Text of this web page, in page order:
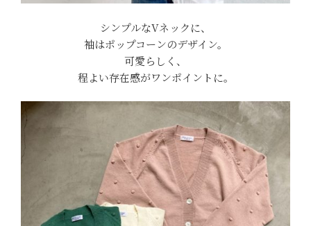
シンプルなVネックに、
袖はポップコーンのデザイン。
可愛らしく、
程よい存在感がワンポイントに。